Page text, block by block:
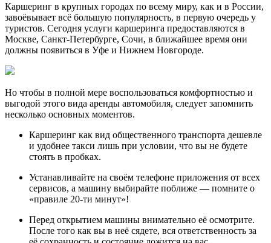
Каршеринг в крупных городах по всему миру, как и в России,
завоёвывает всё большую популярность, в первую очередь у
туристов. Сегодня услуги каршеринга предоставляются в
Москве, Санкт-Петербурге, Сочи, в ближайшее время они
должны появиться в Уфе и Нижнем Новгороде.
Но чтобы в полной мере воспользоваться комфортностью и
выгодой этого вида аренды автомобиля, следует запомнить
несколько основных моментов.
Каршеринг как вид общественного транспорта дешевле
и удобнее такси лишь при условии, что вы не будете
стоять в пробках.
Устанавливайте на своём телефоне приложения от всех
сервисов, а машину выбирайте поближе — помните о
«правиле 20-ти минут»!
Перед открытием машины внимательно её осмотрите.
После того как вы в неё сядете, вся ответственность за